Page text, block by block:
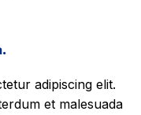
adipiscing elit.
et malesuada